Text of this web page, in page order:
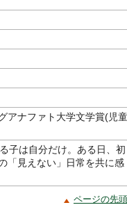
アナファト大学文学賞(児童
子は自分だけ。ある日、初
「見えない」日常を共に感
ページの先